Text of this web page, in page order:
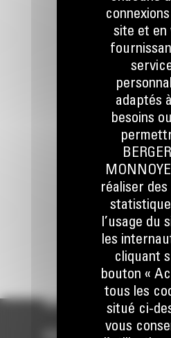
RESTONS EN
Appelez-
078 157
Écrivez-
ENVOYER LA
WHAT’S NEW?
site et en
adaptés
besoins
réaliser
l’usage du
les
cliquant
bouton «
tous les
situé ci-
vous